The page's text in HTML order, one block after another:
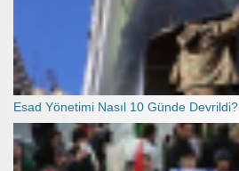
Esad Yönetimi Nasıl 10 Günde Devrildi?